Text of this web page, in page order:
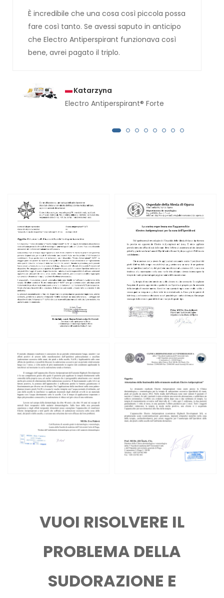
È incredibile che una cosa così piccola possa
fare così tanto. Se avessi saputo in anticipo
che Electro Antiperspirant funzionava così
bene, avrei pagato il triplo.
Katarzyna
Electro Antiperspirant® Forte
VUOI RISOLVERE IL
PROBLEMA DELLA
SUDORAZIONE E